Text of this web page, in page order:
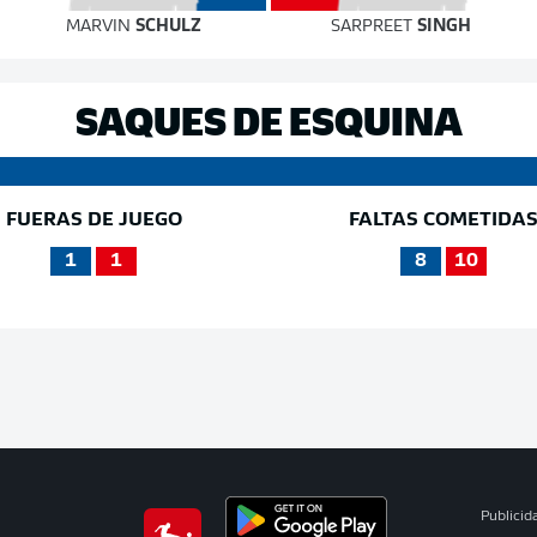
MARVINSCHULZ SARPREET SINGH
SAQUES DE ESQUINA
FUERAS DE JUEGO
1 1
FALTAS COMETIDAS
8 10